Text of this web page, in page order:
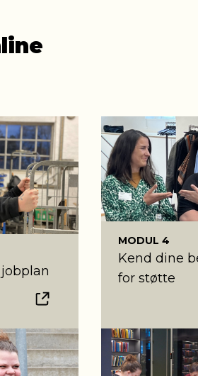
MODUL 4
Kend dine
for støtte